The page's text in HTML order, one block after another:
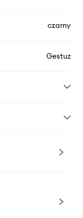
czarny
Gestuz